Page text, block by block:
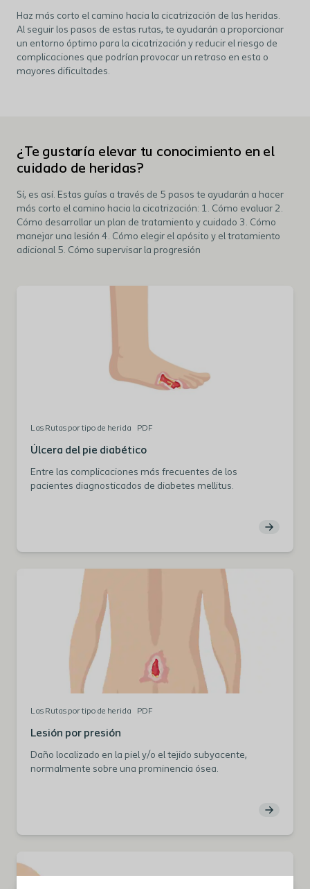
Haz más corto el camino hacia la cicatrización de las heridas.
Al seguir los pasos de estas rutas, te ayudarán a proporcionar
un entorno óptimo para la cicatrización y reducir el riesgo de
complicaciones que podrían provocar un retraso en esta o
mayores dificultades.
¿Te gustaría elevar tu conocimiento en el
cuidado de heridas?
Sí, es así. Estas guías a través de 5 pasos te ayudarán a hacer
más corto el camino hacia la cicatrización: 1. Cómo evaluar 2.
Cómo desarrollar un plan de tratamiento y cuidado 3. Cómo
manejar una lesión 4. Cómo elegir el apósito y el tratamiento
adicional 5. Cómo supervisar la progresión
Las Rutas por tipo de herida PDF
Úlcera del pie diabético
Entre las complicaciones más frecuentes de los
pacientes diagnosticados de diabetes mellitus.
Las Rutas por tipo de herida PDF
Lesión por presión
Daño localizado en la piel y/o el tejido subyacente,
normalmente sobre una prominencia ósea.